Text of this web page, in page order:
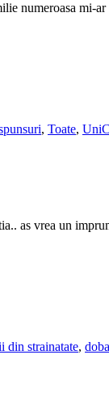
numeroasa mi-
, Toate,
as vrea un
din strainatate,